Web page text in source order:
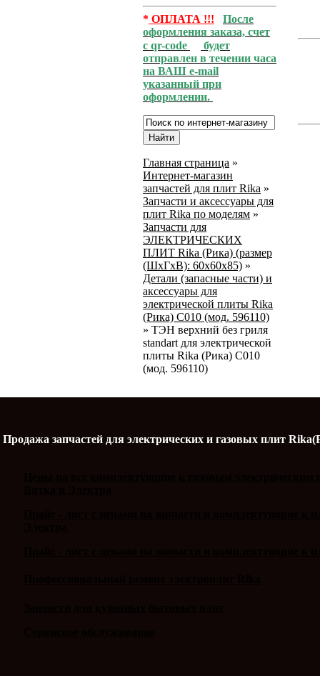
* ОПЛАТА !!!
После
оформления заказа, счет
с qr-code
будет
отправлен в течении часа
на ВАШ e-mail
указанный при
оформлении.
Главная страница »
Интернет-магазин
запчастей для плит Rika »
Запчасти и аксессуары для
плит Rika по моделям »
Запчасти для
ЭЛЕКТРИЧЕСКИХ
ПЛИТ Rika (Рика) (размер
(ШхГхВ): 60х60х85) »
Детали (запасные части) и
аксессуары для
электрической плиты Rika
(Рика) C010 (мод. 596110)
» ТЭН верхний без гриля
standart для электрической
плиты Rika (Рика) C010
(мод. 596110)
Продажа запчастей для электрических и газовых плит